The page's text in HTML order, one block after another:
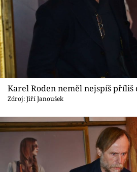
Karel Roden neměl nejspíš
Zdroj: Jiří Janoušek